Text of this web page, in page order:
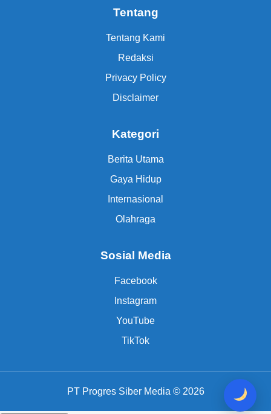
Tentang
Tentang Kami
Redaksi
Privacy Policy
Disclaimer
Kategori
Berita Utama
Gaya Hidup
Internasional
Olahraga
Sosial Media
Facebook
Instagram
YouTube
TikTok
PT Progres Siber Media © 2026